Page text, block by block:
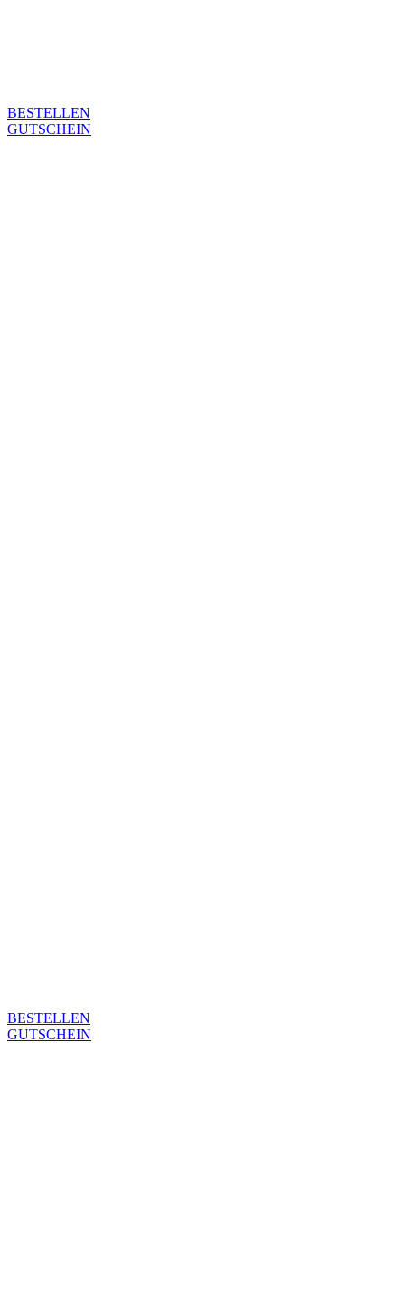
BESTELLEN
GUTSCHEIN
BESTELLEN
GUTSCHEIN